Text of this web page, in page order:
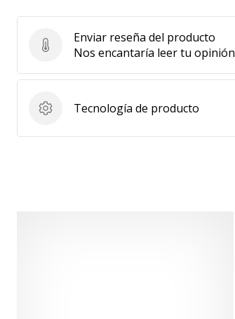
Enviar reseña del producto
Enviar reseña del producto
Nos encantaría leer tu opinión
Tecnología de producto
Tecnología de producto